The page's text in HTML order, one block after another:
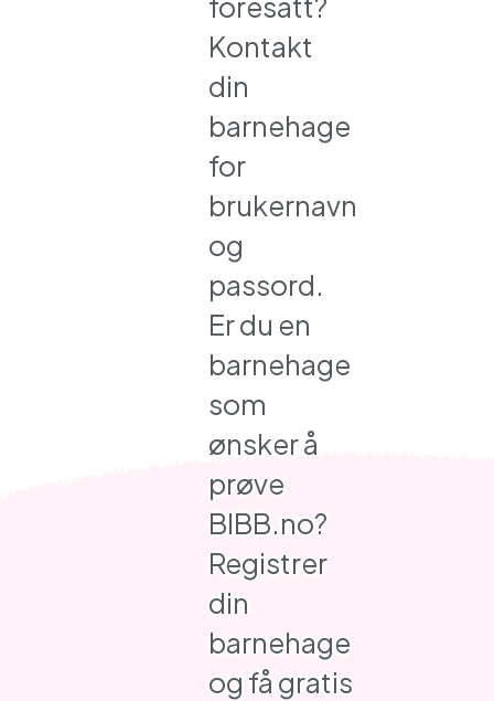
Kontakt
din
barnehage
for
brukernavn
og
passord.
Er du en
barnehage
som
ønsker å
prøve
BIBB.no?
Registrer
din
barnehage
og få gratis